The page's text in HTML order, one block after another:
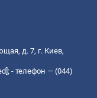
д. 7, г. Киев,
; - телефон — (044)